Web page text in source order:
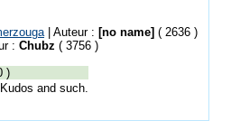
| Auteur : [no name] ( 2636 )
: Chubz ( 3756 )
)
and such.